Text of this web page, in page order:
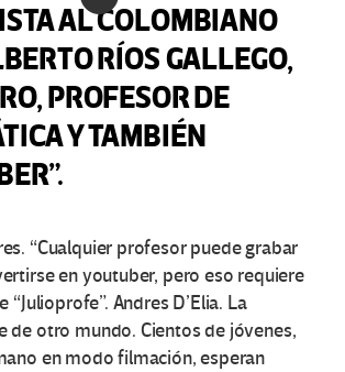
AL COLOMBIANO
RÍOS GALLEGO,
PROFESOR DE
Y TAMBIÉN
“Cualquier profesor puede grabar
en youtuber, pero eso requiere
“Julioprofe”. Andres D’Elia. La
de otro mundo. Cientos de jóvenes,
en modo filmación, esperan